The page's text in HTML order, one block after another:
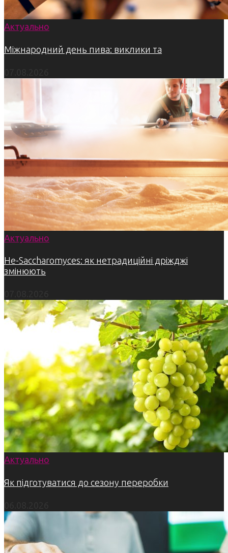
Актуально
Міжнародний день пива: виклики та
Актуально
Не-Saccharomyces: як нетрадиційні дріжджі
змінюють
Актуально
Як підготуватися до сезону переробки